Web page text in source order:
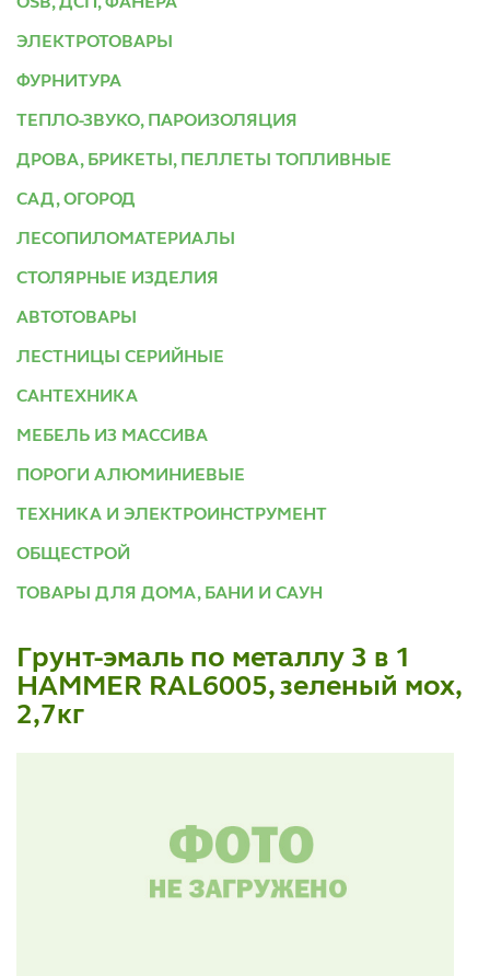
ЭЛЕКТРОТОВАРЫ
ФУРНИТУРА
ТЕПЛО-ЗВУКО, ПАРОИЗОЛЯЦИЯ
ДРОВА, БРИКЕТЫ, ПЕЛЛЕТЫ ТОПЛИВНЫЕ
САД, ОГОРОД
ЛЕСОПИЛОМАТЕРИАЛЫ
СТОЛЯРНЫЕ ИЗДЕЛИЯ
АВТОТОВАРЫ
ЛЕСТНИЦЫ СЕРИЙНЫЕ
САНТЕХНИКА
МЕБЕЛЬ ИЗ МАССИВА
ПОРОГИ АЛЮМИНИЕВЫЕ
ТЕХНИКА И ЭЛЕКТРОИНСТРУМЕНТ
ОБЩЕСТРОЙ
ТОВАРЫ ДЛЯ ДОМА, БАНИ И САУН
Грунт-эмаль по металлу 3 в 1
HAMMER RAL6005, зеленый мох,
2,7кг